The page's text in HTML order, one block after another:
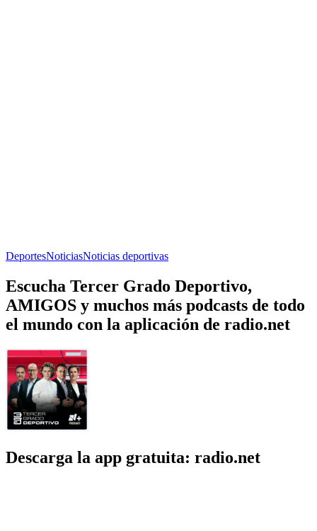
DeportesNoticiasNoticias deportivas
Escucha Tercer Grado Deportivo,
AMIGOS y muchos más podcasts de todo
el mundo con la aplicación de radio.net
Descarga la app gratuita: radio.net